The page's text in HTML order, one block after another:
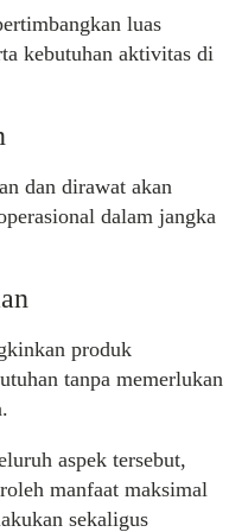
luas
kebutuhan aktivitas di
dan dirawat akan
dalam jangka
produk
tanpa memerlukan
aspek tersebut,
manfaat maksimal
sekaligus